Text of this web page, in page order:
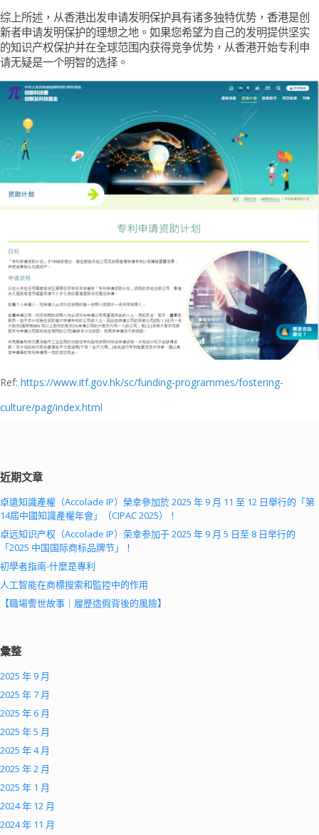
综上所述，从香港出发申请发明保护具有诸多独特优势，香港是创
新者申请发明保护的理想之地。如果您希望为自己的发明提供坚实
的知识产权保护并在全球范围内获得竞争优势，从香港开始专利申
请无疑是一个明智的选择。
Ref: https://www.itf.gov.hk/sc/funding-programmes/fostering-
culture/pag/index.html
近期文章
卓遠知識產權（Accolade IP）榮幸參加於 2025 年 9 月 11 至 12 日舉行的「第
14屆中國知識產權年會」（CIPAC 2025）！
卓远知识产权（Accolade IP）荣幸参加于 2025 年 9 月 5 日至 8 日举行的
「2025 中国国际商标品牌节」！
初學者指南-什麼是專利
人工智能在商標搜索和監控中的作用
【職場警世故事｜履歷造假背後的風險】
彙整
2025 年 9 月
2025 年 7 月
2025 年 6 月
2025 年 5 月
2025 年 4 月
2025 年 2 月
2025 年 1 月
2024 年 12 月
2024 年 11 月